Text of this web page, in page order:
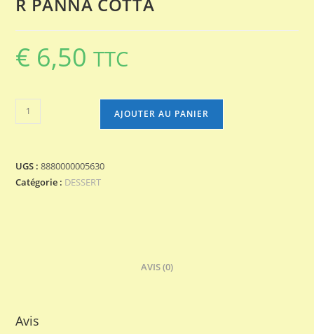
€ 6,50 TTC
quantité
de
COTTA
AJOUTER AU PANIER
UGS :8880000005630
Catégorie : DESSERT
AVIS (0)
Avis